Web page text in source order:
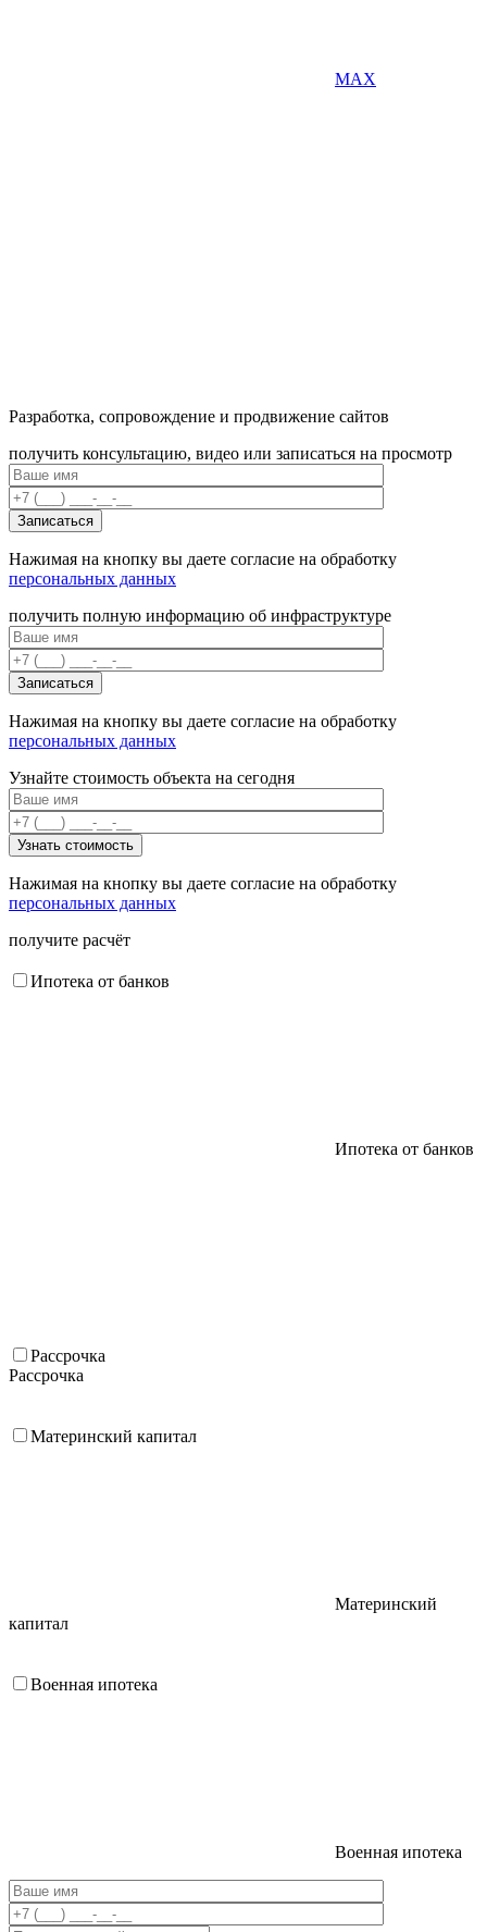
MAX
Разработка, сопровождение и продвижение сайтов
получить консультацию, видео или записаться на просмотр
Нажимая на кнопку вы даете согласие на обработку
персональных данных
получить полную информацию об инфраструктуре
Нажимая на кнопку вы даете согласие на обработку
персональных данных
Узнайте стоимость объекта на сегодня
Нажимая на кнопку вы даете согласие на обработку
персональных данных
получите расчёт
Ипотека от банков
Ипотека от банков
Рассрочка
Рассрочка
Материнский капитал
Материнский
капитал
Военная ипотека
Военная ипотека